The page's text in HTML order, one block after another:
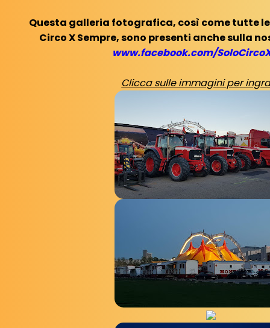
Questa galleria fotografica, così come tutte
Circo X Sempre, sono presenti anche sulla
www.facebook.com/
Clicca sulle immagini per